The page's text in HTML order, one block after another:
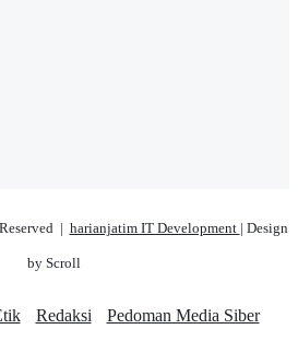
| harianjatim IT Development | Design
by Scroll
Redaksi
Pedoman Media Siber